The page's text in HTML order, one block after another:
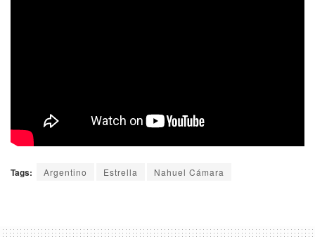
Tags: Argentino Estrella Nahuel Cámara